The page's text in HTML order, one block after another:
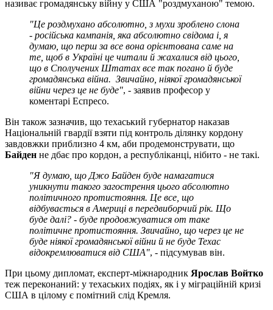
називає громадянську війну у США "роздмуханою" темою.
"Це роздмухано абсолютно, з мухи зроблено слона
- російська кампанія, яка абсолютно свідома і, я
думаю, що перш за все вона орієнтована саме на
те, щоб в Україні це читали й жахалися від цього,
що в Сполучених Штатах все так погано й буде
громадянська війна. Звичайно, ніякої громадянської
війни через це не буде", - заявив професор у
коментарі Еспресо.
Він також зазначив, що техаський губернатор наказав
Національній гвардії взяти під контроль ділянку кордону
завдовжки приблизно 4 км, аби продемонструвати, що
Байден не дбає про кордон, а республіканці, нібито - не такі.
"Я думаю, що Джо Байден буде намагатися
уникнути такого загострення цього абсолютно
політичного протистояння. Це все, що
відбувається в Америці в передвиборчий рік. Що
буде далі? - буде продовжуватися от таке
політичне протистояння. Звичайно, що через це не
буде ніякої громадянської війни й не буде Техас
відокремлюватися від США", - підсумував він.
При цьому дипломат, експерт-міжнародник Ярослав Войтко
теж переконаний: у техаських подіях, як і у міграційній кризі
США в цілому є помітний слід Кремля.